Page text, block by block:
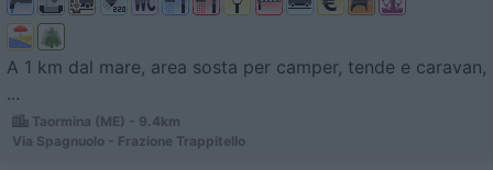
A 1 km dal mare, area sosta per camper, tende e caravan,
...
Taormina (ME) - 9.4km
Via Spagnuolo - Frazione Trappitello